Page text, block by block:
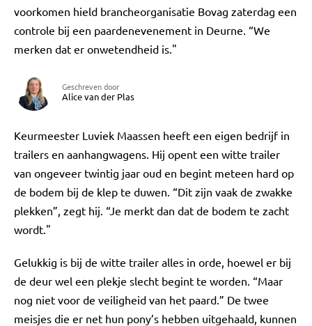
voorkomen hield brancheorganisatie Bovag zaterdag een
controle bij een paardenevenement in Deurne. “We
merken dat er onwetendheid is."
Geschreven door
Alice van der Plas
Keurmeester Luviek Maassen heeft een eigen bedrijf in
trailers en aanhangwagens. Hij opent een witte trailer
van ongeveer twintig jaar oud en begint meteen hard op
de bodem bij de klep te duwen. “Dit zijn vaak de zwakke
plekken”, zegt hij. “Je merkt dan dat de bodem te zacht
wordt."
Gelukkig is bij de witte trailer alles in orde, hoewel er bij
de deur wel een plekje slecht begint te worden. “Maar
nog niet voor de veiligheid van het paard.” De twee
meisjes die er net hun pony’s hebben uitgehaald, kunnen